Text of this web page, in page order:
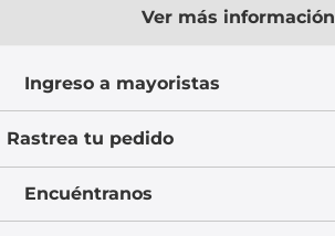
Ver más información
Ingreso a mayoristas
Rastrea tu pedido
Encuéntranos